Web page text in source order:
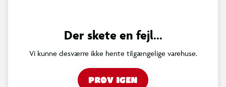
Der skete en fejl...
Vi kunne desværre ikke hente tilgængelige varehuse.
PRØV IGEN